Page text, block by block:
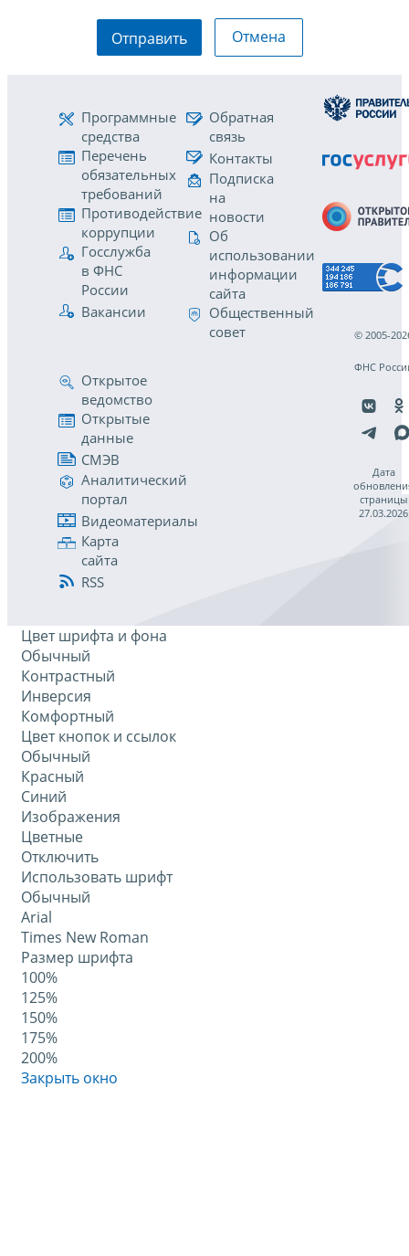
Отправить Отмена
Программные
средства
Перечень
обязательных
требований
Противодействие
коррупции
Госслужба
в ФНС
России
Вакансии
Обратная
связь
Контакты
Подписка
на
новости
Об
использовании
информации
сайта
Общественный
совет
Открытое
ведомство
Открытые
данные
СМЭВ
Аналитический
портал
Видеоматериалы
Карта
сайта
RSS
© 2005-
ФНС
Дата
страницы
27.03.2026
Цвет шрифта и фона
Обычный
Контрастный
Инверсия
Комфортный
Цвет кнопок и ссылок
Обычный
Красный
Синий
Изображения
Цветные
Отключить
Использовать шрифт
Обычный
Arial
Times New Roman
Размер шрифта
100%
125%
150%
175%
200%
Закрыть окно